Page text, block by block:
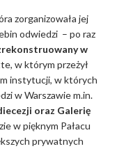
zorganizowała jej
odwiedzi – po raz
w
w którym przeżył
instytucji, w których
w Warszawie m.in.
oraz Galerię
w pięknym Pałacu
prywatnych